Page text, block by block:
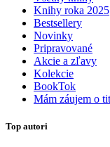
Knihy roka 2025
Bestsellery
Novinky
Pripravované
Akcie a zľavy
Kolekcie
BookTok
Mám záujem o
Top autori